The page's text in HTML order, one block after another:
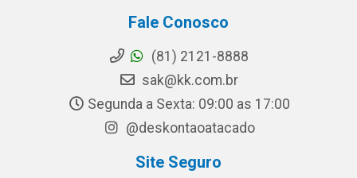
Fale Conosco
(81) 2121-8888
sak@kk.com.br
Segunda a Sexta: 09:00 as 17:00
@deskontaoatacado
Site Seguro